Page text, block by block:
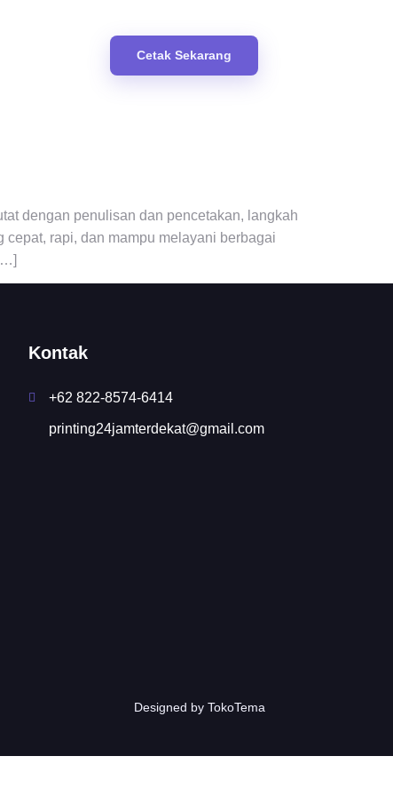
Cetak Sekarang
dengan penulisan dan pencetakan, langkah
rapi, dan mampu melayani berbagai
Kontak
+62 822-8574-6414
printing24jamterdekat@gmail.com
Designed by TokoTema